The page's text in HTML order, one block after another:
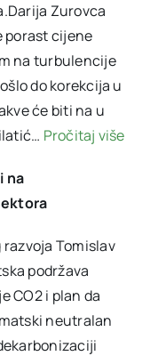
Zurovca
porast cijene
na turbulencije
do korekcija u
će biti na u
Pročitaj više
na
Tomislav
podržava
CO2 i plan da
neutralan